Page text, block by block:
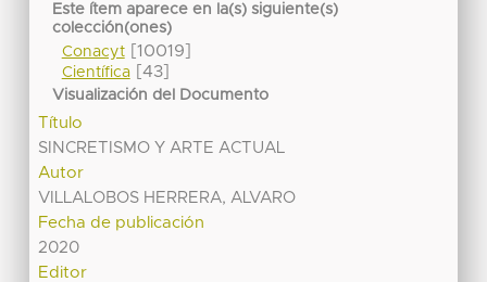
Este ítem aparece en la(s) siguiente(s)
colección(ones)
Conacyt[10019]
Científica[43]
Visualización del Documento
Título
SINCRETISMO Y ARTE ACTUAL
Autor
VILLALOBOS HERRERA, ALVARO
Fecha de publicación
2020
Editor